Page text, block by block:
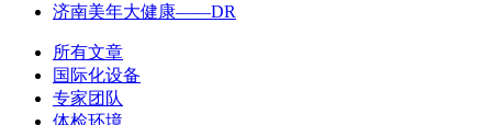
济南美年大健康——DR
所有文章
国际化设备
专家团队